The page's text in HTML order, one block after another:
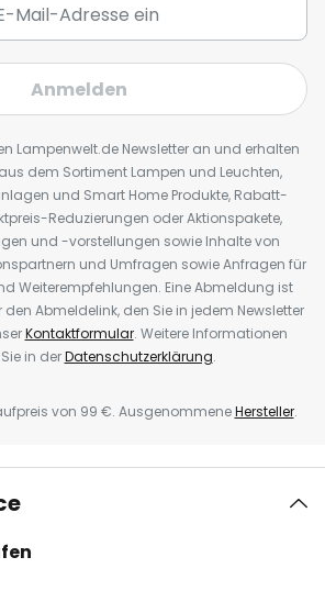
Anmelden
Lampenwelt.de Newsletter an und erhalten
dem Sortiment Lampen und Leuchten,
und Smart Home Produkte, Rabatt-
Reduzierungen oder Aktionspakete,
und -vorstellungen sowie Inhalte von
und Umfragen sowie Anfragen für
Weiterempfehlungen. Eine Abmeldung ist
Abmeldelink, den Sie in jedem Newsletter
Kontaktformular. Weitere Informationen
in derDatenschutzerklärung.
von 99 €. AusgenommeneHersteller.